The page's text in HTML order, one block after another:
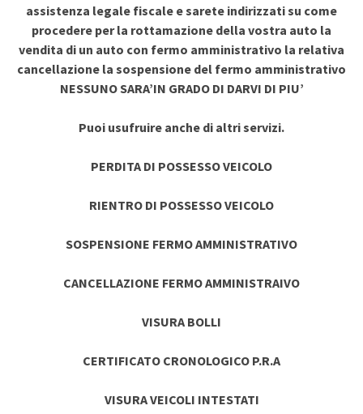
assistenza legale fiscale e sarete indirizzati su come
procedere per la rottamazione della vostra auto la
vendita di un auto con fermo amministrativo la relativa
cancellazione la sospensione del fermo amministrativo
NESSUNO SARA’IN GRADO DI DARVI DI PIU’
Puoi usufruire anche di altri servizi.
PERDITA DI POSSESSO VEICOLO
RIENTRO DI POSSESSO VEICOLO
SOSPENSIONE FERMO AMMINISTRATIVO
CANCELLAZIONE FERMO AMMINISTRAIVO
VISURA BOLLI
CERTIFICATO CRONOLOGICO P.R.A
VISURA VEICOLI INTESTATI